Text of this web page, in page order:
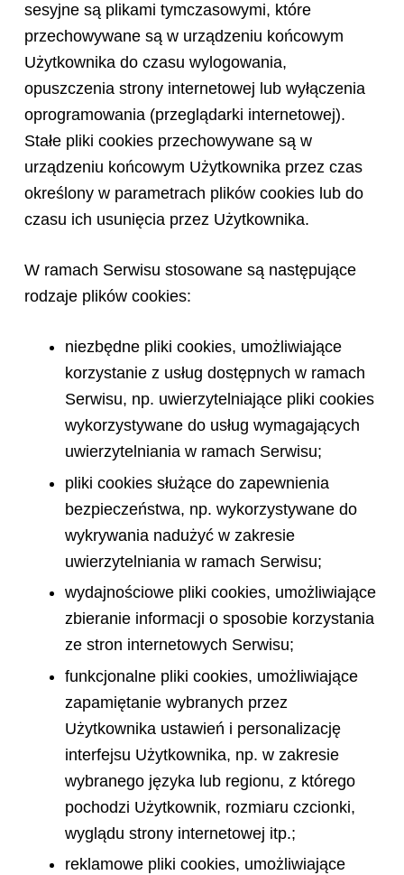
sesyjne są plikami tymczasowymi, które
przechowywane są w urządzeniu końcowym
Użytkownika do czasu wylogowania,
opuszczenia strony internetowej lub wyłączenia
oprogramowania (przeglądarki internetowej).
Stałe pliki cookies przechowywane są w
urządzeniu końcowym Użytkownika przez czas
określony w parametrach plików cookies lub do
czasu ich usunięcia przez Użytkownika.
W ramach Serwisu stosowane są następujące
rodzaje plików cookies:
niezbędne pliki cookies, umożliwiające
korzystanie z usług dostępnych w ramach
Serwisu, np. uwierzytelniające pliki cookies
wykorzystywane do usług wymagających
uwierzytelniania w ramach Serwisu;
pliki cookies służące do zapewnienia
bezpieczeństwa, np. wykorzystywane do
wykrywania nadużyć w zakresie
uwierzytelniania w ramach Serwisu;
wydajnościowe pliki cookies, umożliwiające
zbieranie informacji o sposobie korzystania
ze stron internetowych Serwisu;
funkcjonalne pliki cookies, umożliwiające
zapamiętanie wybranych przez
Użytkownika ustawień i personalizację
interfejsu Użytkownika, np. w zakresie
wybranego języka lub regionu, z którego
pochodzi Użytkownik, rozmiaru czcionki,
wyglądu strony internetowej itp.;
reklamowe pliki cookies, umożliwiające